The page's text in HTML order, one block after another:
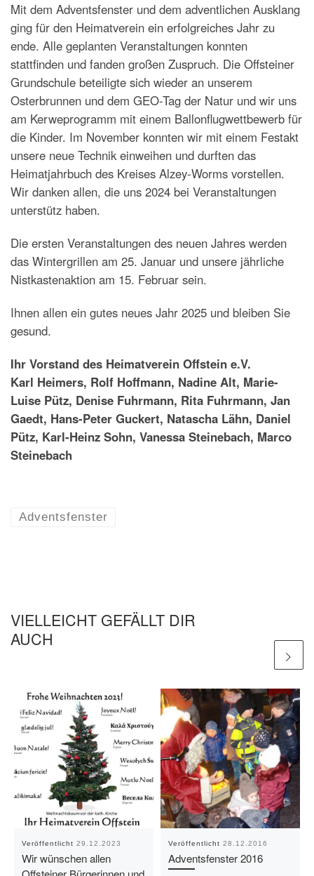
Mit dem Adventsfenster und dem adventlichen Ausklang
ging für den Heimatverein ein erfolgreiches Jahr zu
ende. Alle geplanten Veranstaltungen konnten
stattfinden und fanden großen Zuspruch. Die Offsteiner
Grundschule beteiligte sich wieder an unserem
Osterbrunnen und dem GEO-Tag der Natur und wir uns
am Kerweprogramm mit einem Ballonflugwettbewerb für
die Kinder. Im November konnten wir mit einem Festakt
unsere neue Technik einweihen und durften das
Heimatjahrbuch des Kreises Alzey-Worms vorstellen.
Wir danken allen, die uns 2024 bei Veranstaltungen
unterstütz haben.
Die ersten Veranstaltungen des neuen Jahres werden
das Wintergrillen am 25. Januar und unsere jährliche
Nistkastenaktion am 15. Februar sein.
Ihnen allen ein gutes neues Jahr 2025 und bleiben Sie
gesund.
Ihr Vorstand des Heimatverein Offstein e.V.
Karl Heimers, Rolf Hoffmann, Nadine Alt, Marie-
Luise Pütz, Denise Fuhrmann, Rita Fuhrmann, Jan
Gaedt, Hans-Peter Guckert, Natascha Lähn, Daniel
Pütz, Karl-Heinz Sohn, Vanessa Steinebach, Marco
Steinebach
Adventsfenster
VIELLEICHT GEFÄLLT DIR
AUCH
Veröffentlicht 29.12.2023
Wir wünschen allen
Veröffentlicht 28.12.2016
Adventsfenster 2016